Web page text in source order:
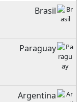
Brasil
Paraguay
Argentina